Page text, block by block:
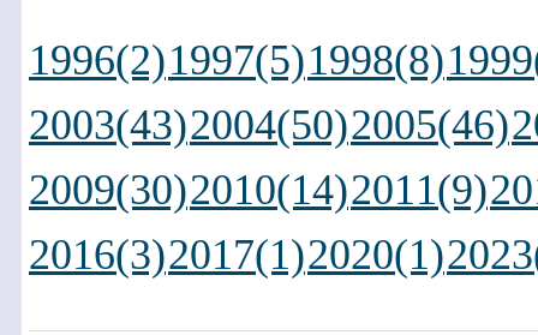
1996(2)1997(5)1998(8)
2003(43)2004(50)2005(46)
2009(30)2010(14)2011(9)
2016(3)2017(1)2020(1)